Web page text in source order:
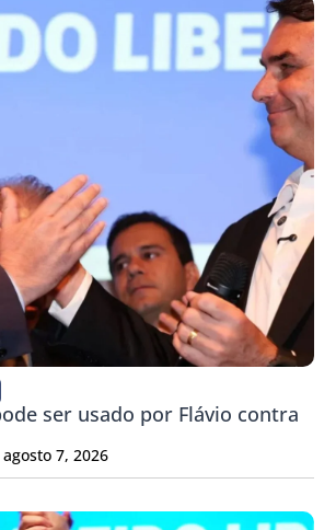
ser usado por Flávio contra
agosto 7, 2026